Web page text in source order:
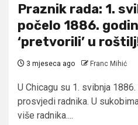
Praznik rada: 1.
počelo 1886.
‘pretvorili’ u
3 mjeseca ago Franc Mihić
U Chicagu su 1. svibnja
prosvjedi radnika. U
više radnika....